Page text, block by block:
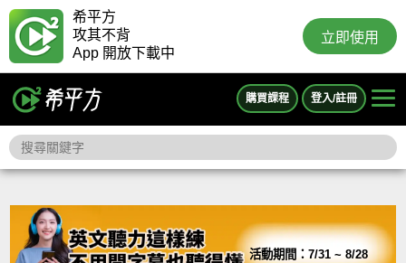
希平方
攻其不背
App 開放下載中
立即使用
購買課程 登入/註冊
活動期間：7/31 ~ 8/28